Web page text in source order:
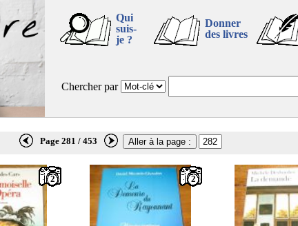
Qui
suis-
je ?
Donner
des livres
Chercher par
Page 281 / 453
2 2